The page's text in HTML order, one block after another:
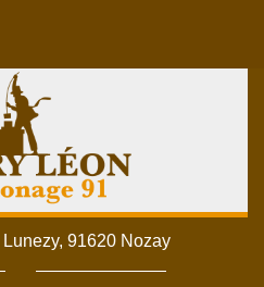
91620 Nozay